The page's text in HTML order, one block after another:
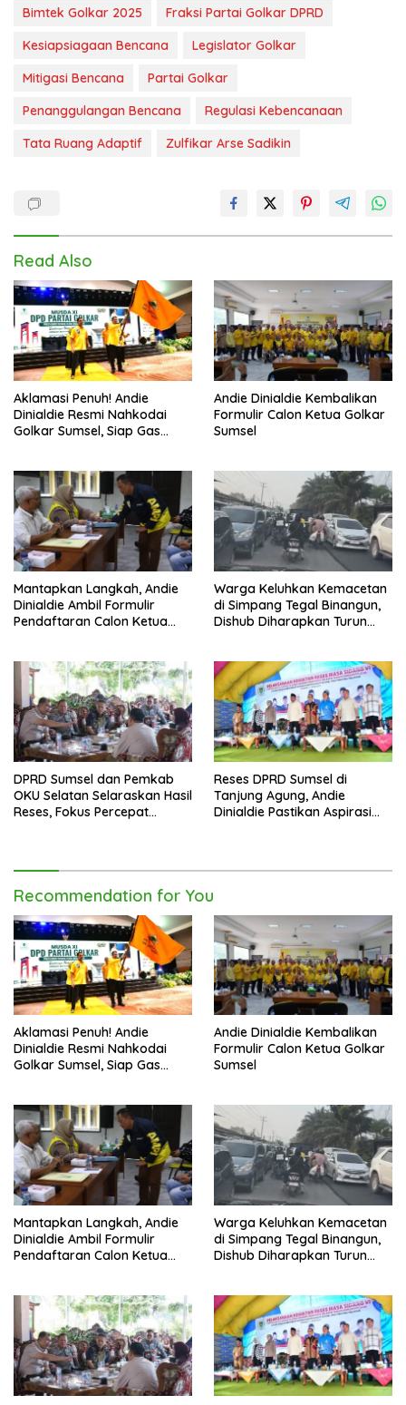
Bimtek Golkar 2025
Fraksi Partai Golkar DPRD
Kesiapsiagaan Bencana
Legislator Golkar
Mitigasi Bencana
Partai Golkar
Penanggulangan Bencana
Regulasi Kebencanaan
Tata Ruang Adaptif
Zulfikar Arse Sadikin
Read Also
Aklamasi Penuh! Andie
Dinialdie Resmi Nahkodai
Golkar Sumsel, Siap Gas
Andie Dinialdie Kembalikan
Formulir Calon Ketua Golkar
Sumsel
Mantapkan Langkah, Andie
Dinialdie Ambil Formulir
Pendaftaran Calon Ketua
Warga Keluhkan Kemacetan
di Simpang Tegal Binangun,
Dishub Diharapkan Turun
DPRD Sumsel dan Pemkab
OKU Selatan Selaraskan Hasil
Reses, Fokus Percepat
Reses DPRD Sumsel di
Tanjung Agung, Andie
Dinialdie Pastikan Aspirasi
Recommendation for You
Aklamasi Penuh! Andie
Dinialdie Resmi Nahkodai
Golkar Sumsel, Siap Gas
Andie Dinialdie Kembalikan
Formulir Calon Ketua Golkar
Sumsel
Mantapkan Langkah, Andie
Dinialdie Ambil Formulir
Pendaftaran Calon Ketua
Warga Keluhkan Kemacetan
di Simpang Tegal Binangun,
Dishub Diharapkan Turun